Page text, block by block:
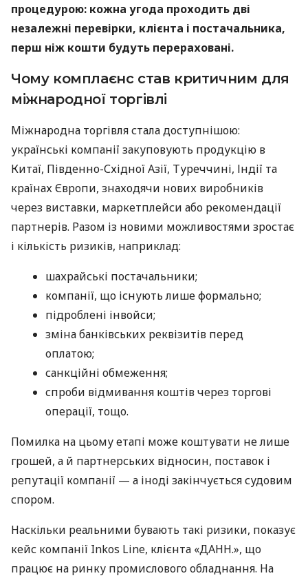
процедурою: кожна угода проходить дві
незалежні перевірки, клієнта і постачальника,
перш ніж кошти будуть перераховані.
Чому комплаєнс став критичним для
міжнародної торгівлі
Міжнародна торгівля стала доступнішою:
українські компанії закуповують продукцію в
Китаї, Південно-Східної Азії, Туреччині, Індії та
країнах Європи, знаходячи нових виробників
через виставки, маркетплейси або рекомендації
партнерів. Разом із новими можливостями зростає
і кількість ризиків, наприклад:
шахрайські постачальники;
компанії, що існують лише формально;
підроблені інвойси;
зміна банківських реквізитів перед
оплатою;
санкційні обмеження;
спроби відмивання коштів через торгові
операції, тощо.
Помилка на цьому етапі може коштувати не лише
грошей, а й партнерських відносин, поставок і
репутації компанії — а іноді закінчується судовим
спором.
Наскільки реальними бувають такі ризики, показує
кейс компанії Inkos Line, клієнта «ДАНН.», що
працює на ринку промислового обладнання. На